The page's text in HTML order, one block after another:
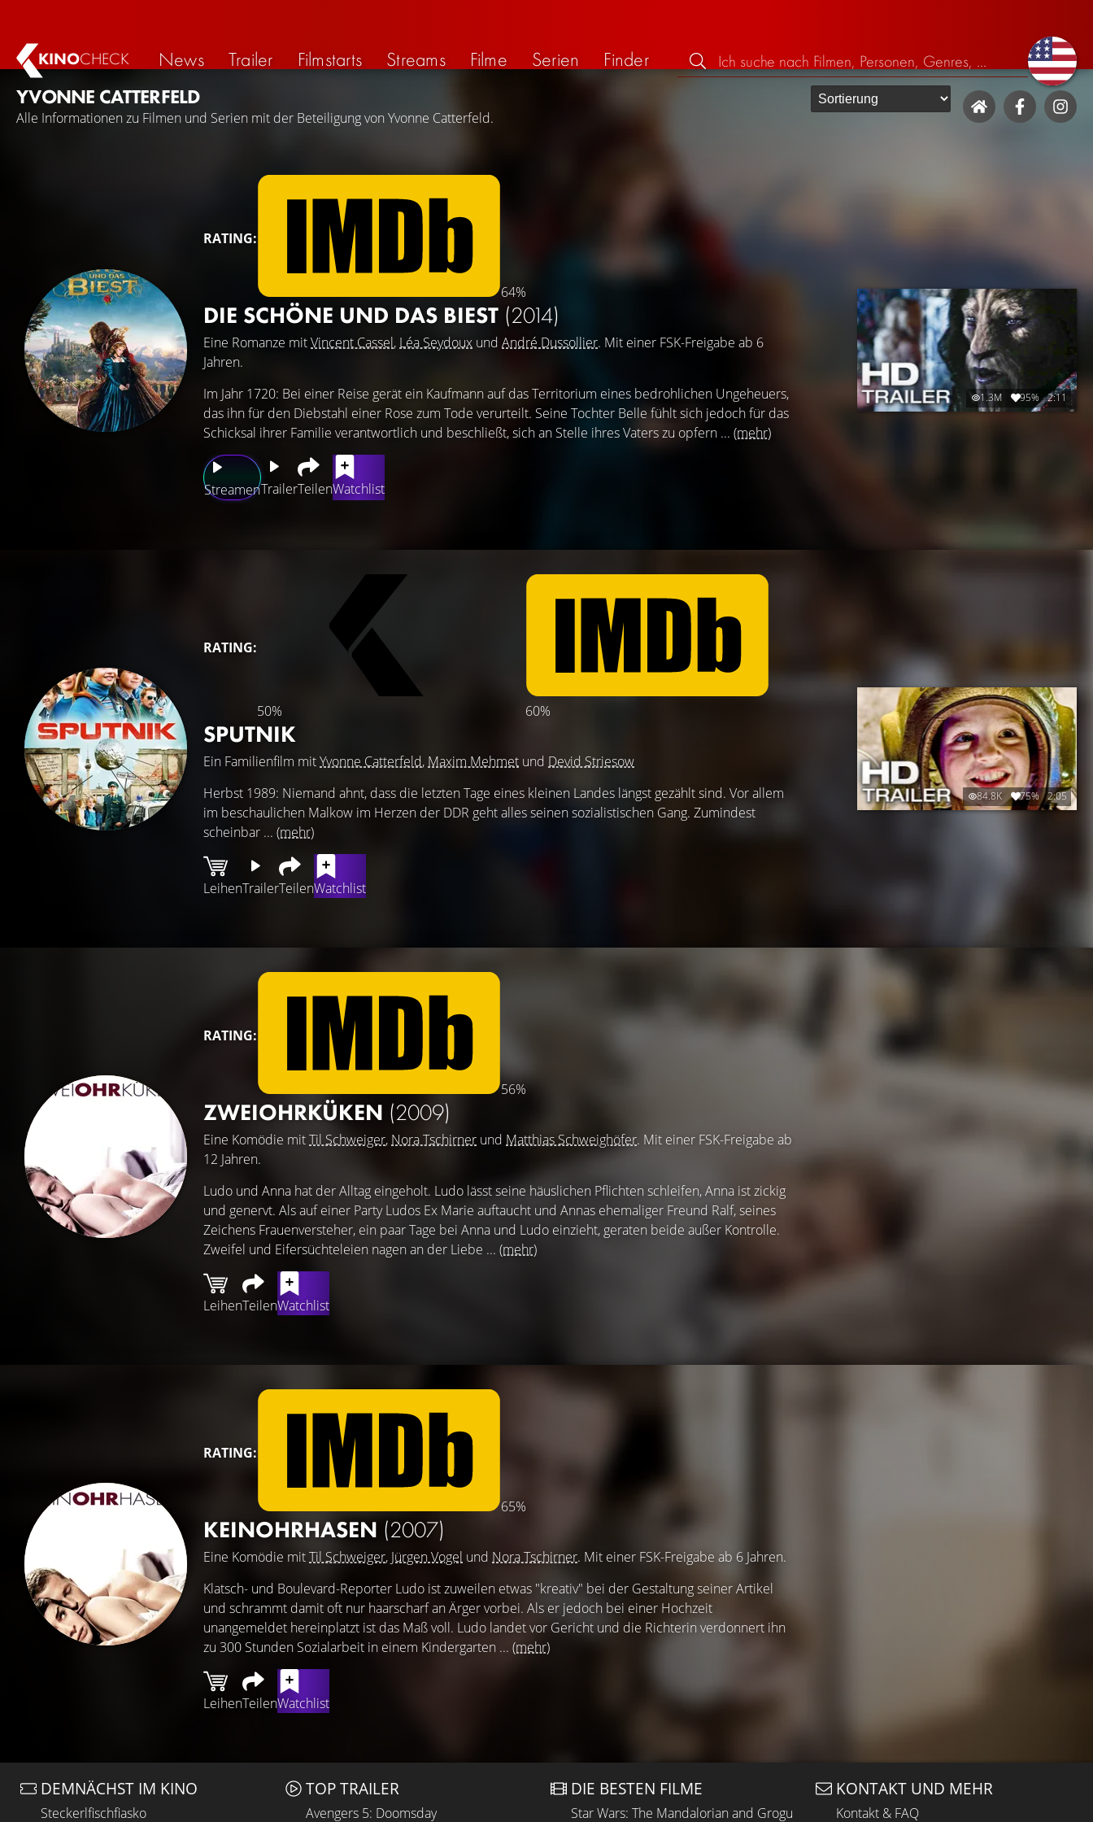
KINOCHECK News Trailer Filmstarts Streams Filme Serien
Finder
YVONNE CATTERFELD
Alle Informationen zu Filmen und Serien mit der Beteiligung von Yvonne Catterfeld.
RATING:
64%
DIE SCHÖNE UND DAS BIEST (2014)
Eine Romanze mitVincent Cassel, Léa Seydoux und André Dussollier. Mit einer FSK-Freigabe ab 6
Jahren.
StreamenTrailerTeilenWatchlist
Im Jahr 1720: Bei einer Reise gerät ein Kaufmann auf das Territorium eines bedrohlichen Ungeheuers,
das ihn für den Diebstahl einer Rose zum Tode verurteilt. Seine Tochter Belle fühlt sich jedoch für das
Schicksal ihrer Familie verantwortlich und beschließt, sich an Stelle ihres Vaters zu opfern ... (mehr)
1.3M 95% 2:11
RATING:
50% 60%
SPUTNIK
Ein Familienfilm mitYvonne Catterfeld, Maxim Mehmet und Devid Striesow
LeihenTrailerTeilenWatchlist
Herbst 1989: Niemand ahnt, dass die letzten Tage eines kleinen Landes längst gezählt sind. Vor allem
im beschaulichen Malkow im Herzen der DDR geht alles seinen sozialistischen Gang. Zumindest
scheinbar ... (mehr)
84.8K 75% 2:05
RATING:
56%
ZWEIOHRKÜKEN (2009)
Eine Komödie mitTil Schweiger, Nora Tschirner und Matthias Schweighöfer. Mit einer FSK-Freigabe ab
12 Jahren.
LeihenTeilenWatchlist
Ludo und Anna hat der Alltag eingeholt. Ludo lässt seine häuslichen Pflichten schleifen, Anna ist zickig
und genervt. Als auf einer Party Ludos Ex Marie auftaucht und Annas ehemaliger Freund Ralf, seines
Zeichens Frauenversteher, ein paar Tage bei Anna und Ludo einzieht, geraten beide außer Kontrolle.
Zweifel und Eifersüchteleien nagen an der Liebe ... (mehr)
RATING:
65%
KEINOHRHASEN (2007)
Eine Komödie mitTil Schweiger, Jürgen Vogel und Nora Tschirner. Mit einer FSK-Freigabe ab 6 Jahren.
LeihenTeilenWatchlist
Klatsch- und Boulevard-Reporter Ludo ist zuweilen etwas "kreativ" bei der Gestaltung seiner Artikel
und schrammt damit oft nur haarscharf an Ärger vorbei. Als er jedoch bei einer Hochzeit
unangemeldet hereinplatzt ist das Maß voll. Ludo landet vor Gericht und die Richterin verdonnert ihn
zu 300 Stunden Sozialarbeit in einem Kindergarten ... (mehr)
DEMNÄCHST IM KINO
Steckerlfischfiasko
TOP TRAILER
Avengers 5: Doomsday
DIE BESTEN FILME
Star Wars: The Mandalorian and Grogu
KONTAKT UND MEHR
Kontakt & FAQ